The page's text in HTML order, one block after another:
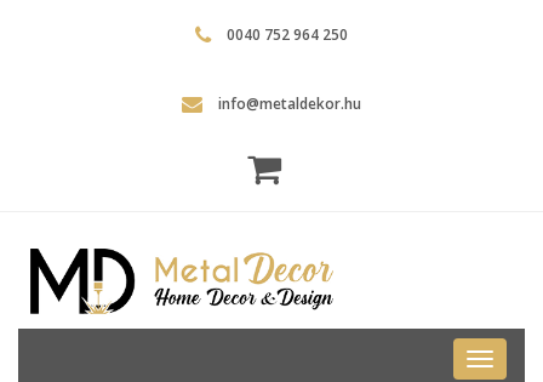
0040 752 964 250
info@metaldekor.hu
Metal